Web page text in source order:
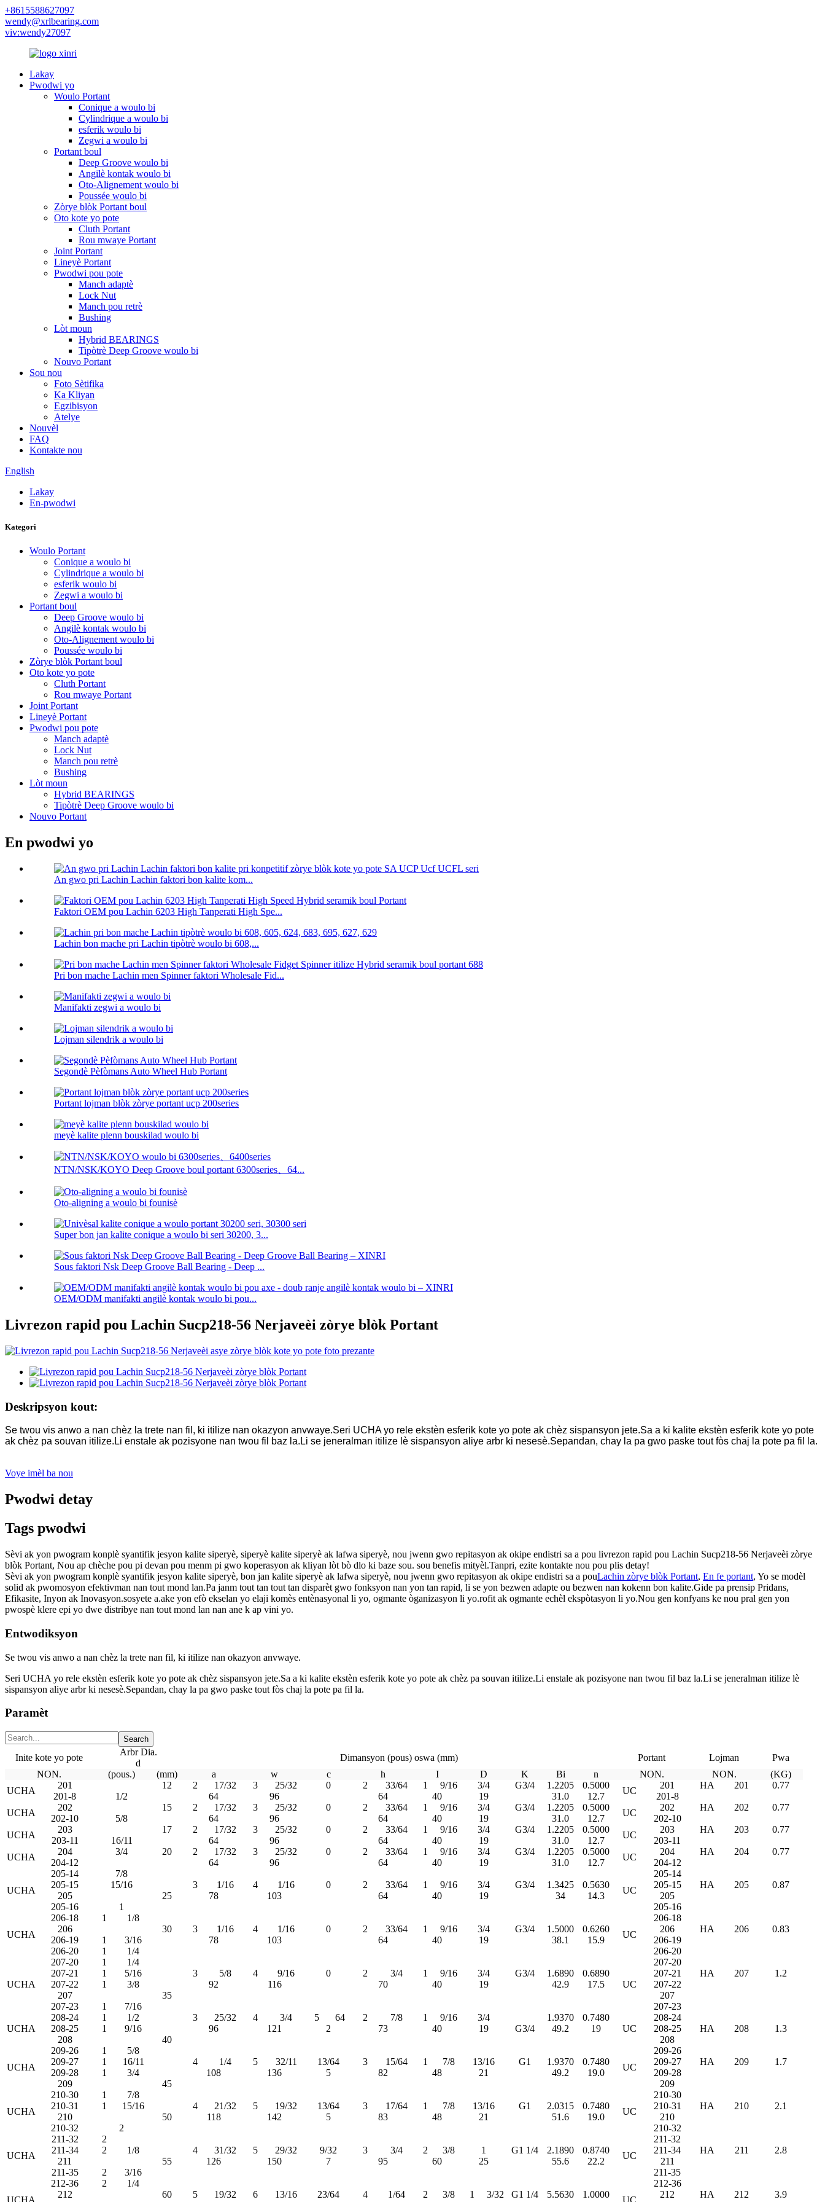
+8615588627097
wendy@xrlbearing.com
viv:wendy27097
Lakay
Pwodwi yo
Woulo Portant
Conique a woulo bi
Cylindrique a woulo bi
esferik woulo bi
Zegwi a woulo bi
Portant boul
Deep Groove woulo bi
Angilè kontak woulo bi
Oto-Alignement woulo bi
Poussée woulo bi
Zòrye blòk Portant boul
Oto kote yo pote
Cluth Portant
Rou mwaye Portant
Joint Portant
Lineyè Portant
Pwodwi pou pote
Manch adaptè
Lock Nut
Manch pou retrè
Bushing
Lòt moun
Hybrid BEARINGS
Tipòtrè Deep Groove woulo bi
Nouvo Portant
Sou nou
Foto Sètifika
Ka Kliyan
Egzibisyon
Atelye
Nouvèl
FAQ
Kontakte nou
English
Lakay
En-pwodwi
Kategori
Woulo Portant
Conique a woulo bi
Cylindrique a woulo bi
esferik woulo bi
Zegwi a woulo bi
Portant boul
Deep Groove woulo bi
Angilè kontak woulo bi
Oto-Alignement woulo bi
Poussée woulo bi
Zòrye blòk Portant boul
Oto kote yo pote
Cluth Portant
Rou mwaye Portant
Joint Portant
Lineyè Portant
Pwodwi pou pote
Manch adaptè
Lock Nut
Manch pou retrè
Bushing
Lòt moun
Hybrid BEARINGS
Tipòtrè Deep Groove woulo bi
Nouvo Portant
En pwodwi yo
An gwo pri Lachin Lachin faktori bon kalite kom...
Faktori OEM pou Lachin 6203 High Tanperati High Spe...
Lachin bon mache pri Lachin tipòtrè woulo bi 608,...
Pri bon mache Lachin men Spinner faktori Wholesale Fid...
Manifakti zegwi a woulo bi
Lojman silendrik a woulo bi
Segondè Pèfòmans Auto Wheel Hub Portant
Portant lojman blòk zòrye portant ucp 200series
meyè kalite plenn bouskilad woulo bi
NTN/NSK/KOYO Deep Groove boul portant 6300series、64...
Oto-aligning a woulo bi founisè
Super bon jan kalite conique a woulo bi seri 30200, 3...
Sous faktori Nsk Deep Groove Ball Bearing - Deep ...
OEM/ODM manifakti angilè kontak woulo bi pou...
Livrezon rapid pou Lachin Sucp218-56 Nerjaveèi zòrye blòk Portant
Deskripsyon kout:
Se twou vis anwo a nan chèz la trete nan fil, ki itilize nan okazyon anvwaye.Seri UCHA yo rele ekstèn esferik kote yo pote ak chèz sispansyon jete.Sa a ki kalite ekstèn esferik kote yo pote
ak chèz pa souvan itilize.Li enstale ak pozisyone nan twou fil baz la.Li se jeneralman itilize lè sispansyon aliye arbr ki nesesè.Sepandan, chay la pa gwo paske tout fòs chaj la pote pa fil la.
Voye imèl ba nou
Pwodwi detay
Tags pwodwi
Sèvi ak yon pwogram konplè syantifik jesyon kalite siperyè, siperyè kalite siperyè ak lafwa siperyè, nou jwenn gwo repitasyon ak okipe endistri sa a pou livrezon rapid pou Lachin Sucp218-56 Nerjaveèi zòrye
blòk Portant, Nou ap chèche pou pi devan pou menm pi gwo koperasyon ak kliyan lòt bò dlo ki baze sou. sou benefis mityèl.Tanpri, ezite kontakte nou pou plis detay!
Sèvi ak yon pwogram konplè syantifik jesyon kalite siperyè, bon jan kalite siperyè ak lafwa siperyè, nou jwenn gwo repitasyon ak okipe endistri sa a pouLachin zòrye blòk Portant, En fe portant, Yo se modèl
solid ak pwomosyon efektivman nan tout mond lan.Pa janm tout tan tout tan disparèt gwo fonksyon nan yon tan rapid, li se yon bezwen adapte ou bezwen nan kokenn bon kalite.Gide pa prensip Pridans,
Efikasite, Inyon ak Inovasyon.sosyete a.ake yon efò ekselan yo elaji komès entènasyonal li yo, ogmante òganizasyon li yo.rofit ak ogmante echèl ekspòtasyon li yo.Nou gen konfyans ke nou pral gen yon
pwospè klere epi yo dwe distribye nan tout mond lan nan ane k ap vini yo.
Entwodiksyon
Se twou vis anwo a nan chèz la trete nan fil, ki itilize nan okazyon anvwaye.
Seri UCHA yo rele ekstèn esferik kote yo pote ak chèz sispansyon jete.Sa a ki kalite ekstèn esferik kote yo pote ak chèz pa souvan itilize.Li enstale ak pozisyone nan twou fil baz la.Li se jeneralman itilize lè
sispansyon aliye arbr ki nesesè.Sepandan, chay la pa gwo paske tout fòs chaj la pote pa fil la.
Paramèt
Inite kote yo pote
Arbr Dia.
Dimansyon (pous) oswa (mm) Portant Lojman Pwa
d
NON.
(pous.) (mm) a w c h I D K Bi n NON. NON.
(KG)
UCHA
201 12 2 17/32 3 25/32 0 2 33/64 1 9/16 3/4 G3/4 1.2205 0.5000
UC
201 HA 201
0.77
201-8
1/2 64 96 64 40 19 31.0 12.7
201-8
UCHA
202 15 2 17/32 3 25/32 0 2 33/64 1 9/16 3/4 G3/4 1.2205 0.5000
UC
202 HA 202
0.77
202-10
5/8 64 96 64 40 19 31.0 12.7
202-10
UCHA
203 17 2 17/32 3 25/32 0 2 33/64 1 9/16 3/4 G3/4 1.2205 0.5000
UC
203 HA 203
0.77
203-11
16/11 64 96 64 40 19 31.0 12.7
203-11
UCHA
204 3/4 20 2 17/32 3 25/32 0 2 33/64 1 9/16 3/4 G3/4 1.2205 0.5000
UC
204 HA 204
0.77
204-12
64 96 64 40 19 31.0 12.7 204-12
UCHA
205-14
7/8
UC
205-14
205-15
15/16 3 1/16 4 1/16 0 2 33/64 1 9/16 3/4 G3/4 1.3425 0.5630 205-15 HA 205
0.87
205
25 78 103 64 40 19 34 14.3
205
205-16
1 205-16
UCHA
206-18 1
1/8
UC
206-18
206
30 3 1/16 4 1/16 0 2 33/64 1 9/16 3/4 G3/4 1.5000 0.6260 206 HA 206
0.83
206-19
1 3/16 78 103 64 40 19 38.1 15.9
206-19
206-20
1 1/4 206-20
UCHA
207-20 1 1/4
UC
207-20
207-21
1 5/16 3 5/8 4 9/16 0 2 3/4 1 9/16 3/4 G3/4 1.6890 0.6890 207-21 HA 207
1.2
207-22
1 3/8 92 116 70 40 19 42.9 17.5
207-22
207
35
207
207-23
1 7/16 207-23
UCHA
208-24 1 1/2 3 25/32 4 3/4 5 64 2 7/8 1 9/16 3/4 1.9370
0.7480
UC
208-24
208-25
1 9/16 96 121 2 73 40 19 G3/4 49.2 19 208-25 HA 208
1.3
208
40 208
UCHA
209-26 1
5/8
UC
209-26
209-27
1 16/11 4 1/4 5 32/11 13/64 3 15/64 1 7/8 13/16 G1 1.9370 0.7480 209-27 HA 209
1.7
209-28
1 3/4 108 136 5 82 48 21 49.2 19.0
209-28
209
45 209
UCHA
210-30 1
7/8
UC
210-30
210-31
1 15/16 4 21/32 5 19/32 13/64 3 17/64 1 7/8 13/16 G1 2.0315 0.7480 210-31 HA 210
2.1
210
50 118 142 5 83 48 21 51.6 19.0
210
210-32
2 210-32
UCHA
211-32
2
UC
211-32
211-34
2 1/8 4 31/32 5 29/32 9/32 3 3/4 2 3/8 1 G1 1/4 2.1890 0.8740 211-34 HA 211
2.8
211
55 126 150 7 95 60 25 55.6 22.2
211
211-35
2 3/16 211-35
UCHA
212-36 2
1/4
UC
212-36
212
60 5 19/32 6 13/16 23/64 4 1/64 2 3/8 1 3/32 G1 1/4 5.5630 1.0000 212 HA 212
3.9